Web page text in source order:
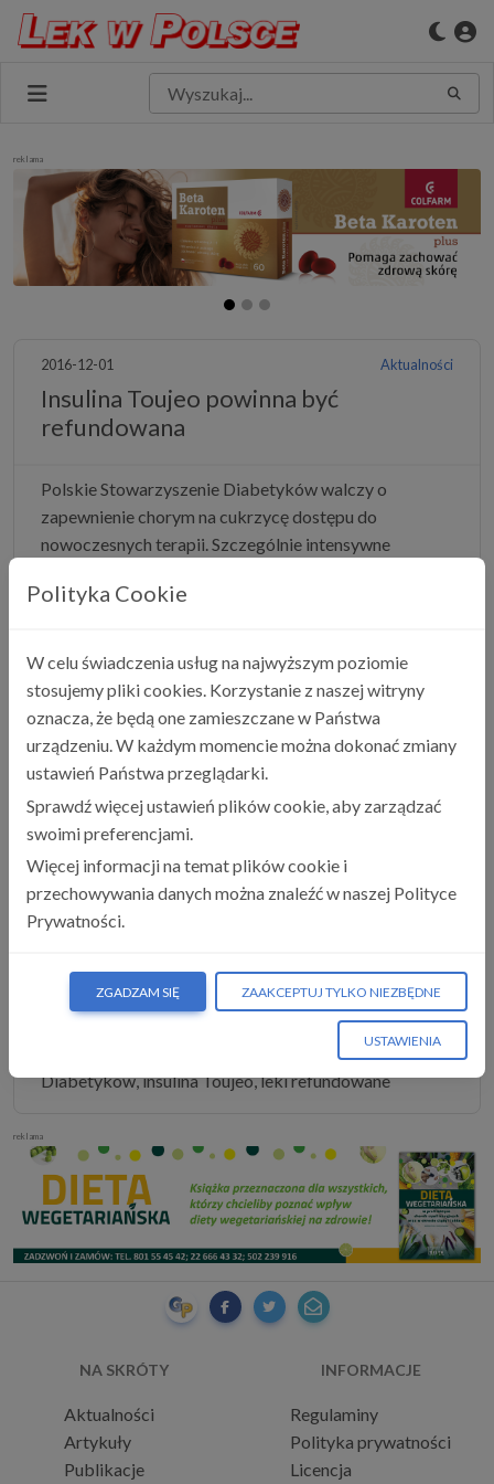
reklama
2016-12-01 Aktualności
Insulina Toujeo powinna być
refundowana
Polskie Stowarzyszenie Diabetyków walczy o
zapewnienie chorym na cukrzycę dostępu do
nowoczesnych terapii. Szczególnie intensywne
listę leków refundowanych długodziałającego analogu
Diabetyków wystosowało listy do Ministra Zdrowia
Konstantego Radziwiłła oraz do Dyrektora Gabinetu
Politycznego Ministra Zdrowia Tomasza Matyni.
Pacjenci chorzy na cukrzycę mają nadzieję, ze
długodziałający analog insuliny Toujeo od 1 stycznia
http://diabetyk.org.pl/pisma-do-ministerstwa-
zdrowia-w-sprawie-insuliny-toujeo/
Autor:Oprac. Alicja Paciorek-Kolbus
Data publikacji:2016-12-01
Źródło:Informacja prasowa
Polskie Stowarzyszenie
Diabetyków, insulina Toujeo, leki refundowane
reklama
NA SKRÓTY
Aktualności
Artykuły
Publikacje
INFORMACJE
Regulaminy
Polityka prywatności
Licencja
Polityka Cookie
W celu świadczenia usług na najwyższym poziomie
stosujemy pliki cookies. Korzystanie z naszej witryny
oznacza, że będą one zamieszczane w Państwa
urządzeniu. W każdym momencie można dokonać zmiany
ustawień Państwa przeglądarki.
Sprawdź więcej ustawień plików cookie, aby zarządzać
swoimi preferencjami.
Więcej informacji na temat plików cookie i
przechowywania danych można znaleźć w naszej Polityce
Prywatności.
ZGADZAM SIĘ ZAAKCEPTUJ TYLKO NIEZBĘDNE
USTAWIENIA